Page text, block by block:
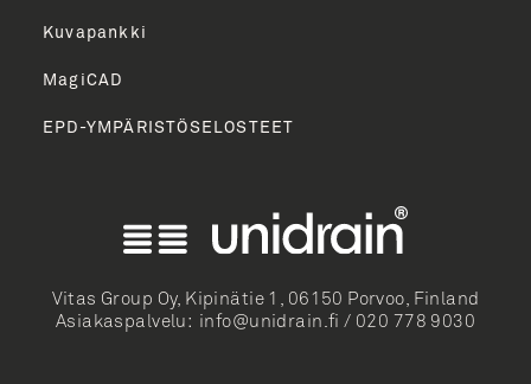
Svenska
Deutsch
Kuvapankki
MagiCAD
EPD-YMPÄRISTÖSELOSTEET
Vitas Group Oy, Kipinätie 1, 06150 Porvoo, Finland
Asiakaspalvelu: info@unidrain.fi / 020 778 9030